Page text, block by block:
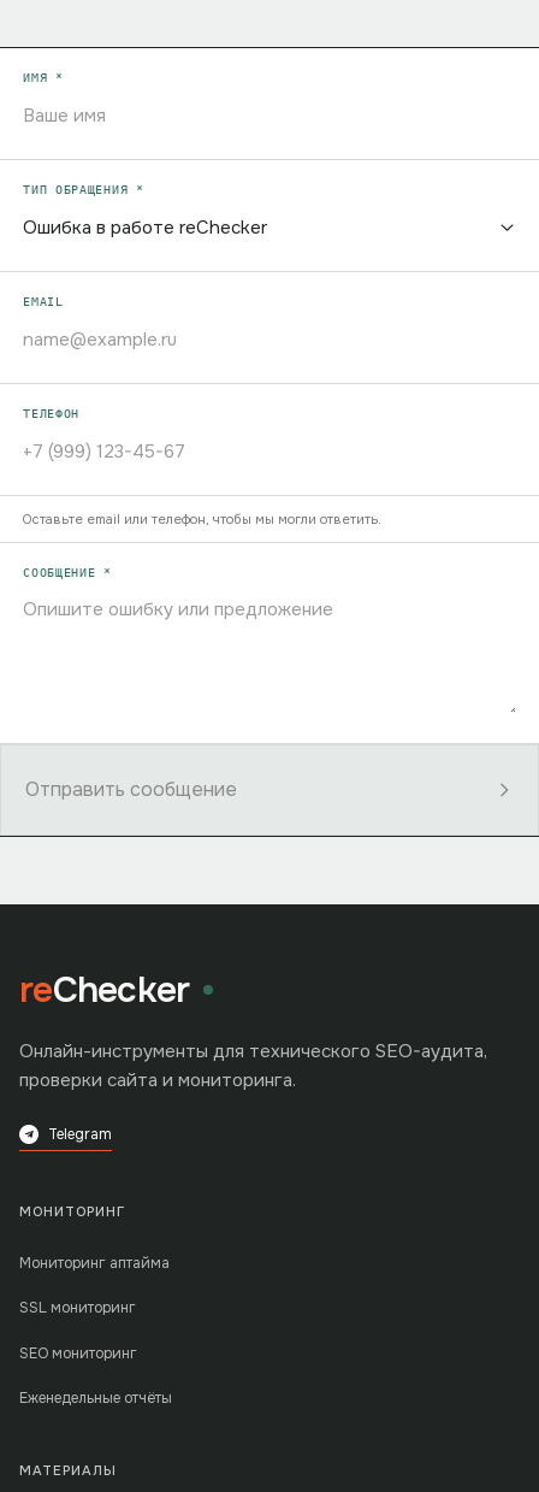
ИМЯ *
ТИП ОБРАЩЕНИЯ *
EMAIL
ТЕЛЕФОН
Оставьте email или телефон, чтобы мы могли ответить.
СООБЩЕНИЕ *
Отправить сообщение
reChecker
Онлайн-инструменты для технического SEO-аудита,
проверки сайта и мониторинга.
Telegram
МОНИТОРИНГ
Мониторинг аптайма
SSL мониторинг
SEO мониторинг
Еженедельные отчёты
МАТЕРИАЛЫ